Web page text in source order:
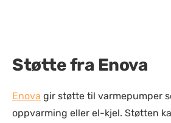
Støtte fra Enova
Enova gir støtte til varmepumper
oppvarming eller el-kjel. Støtten